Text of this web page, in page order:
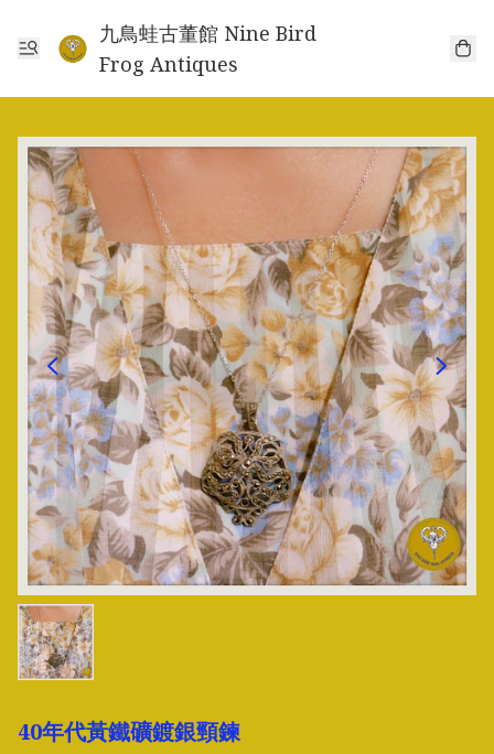
九鳥蛙古董館 Nine Bird
Frog Antiques
40年代黃鐵礦鍍銀頸鍊